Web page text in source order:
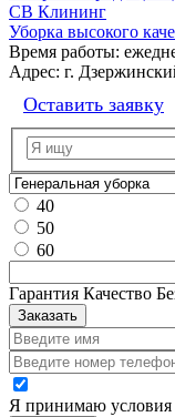
СВ Клининг
Уборка высокого
Время работы:
Адрес: г.
Оставить заявку
40
50
60
Гарантия Качество
Заказать
Я принимаю условия